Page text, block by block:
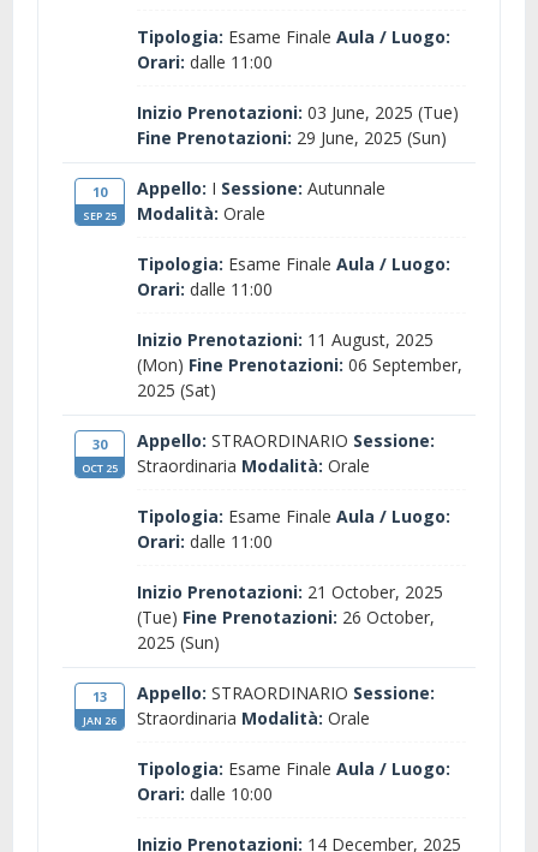
Tipologia: Esame Finale Aula / Luogo:
Orari: dalle 11:00
Inizio Prenotazioni: 03 June, 2025 (Tue)
Fine Prenotazioni: 29 June, 2025 (Sun)
10
SEP 25
Appello: I Sessione: Autunnale
Modalità: Orale
Tipologia: Esame Finale Aula / Luogo:
Orari: dalle 11:00
Inizio Prenotazioni: 11 August, 2025
(Mon) Fine Prenotazioni: 06 September,
2025 (Sat)
30
OCT 25
Appello: STRAORDINARIO Sessione:
Straordinaria Modalità: Orale
Tipologia: Esame Finale Aula / Luogo:
Orari: dalle 11:00
Inizio Prenotazioni: 21 October, 2025
(Tue) Fine Prenotazioni: 26 October,
2025 (Sun)
13
JAN 26
Appello: STRAORDINARIO Sessione:
Straordinaria Modalità: Orale
Tipologia: Esame Finale Aula / Luogo:
Orari: dalle 10:00
Inizio Prenotazioni: 14 December, 2025